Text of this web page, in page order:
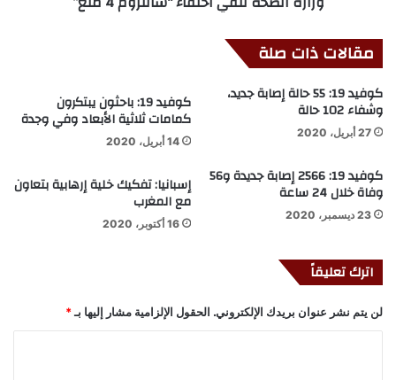
مقالات ذات صلة
كوفيد 19: 55 حالة إصابة جديد،
وشفاء 102 حالة
27 أبريل، 2020
كوفيد 19: باحثون يبتكرون
كمامات ثلاثية الأبعاد وفي وجدة
14 أبريل، 2020
كوفيد 19: 2566 إصابة جديدة و56
وفاة خلال 24 ساعة
23 ديسمبر، 2020
إسبانيا: تفكيك خلية إرهابية بتعاون
مع المغرب
16 أكتوبر، 2020
اترك تعليقاً
لن يتم نشر عنوان بريدك الإلكتروني. الحقول الإلزامية مشار إليها بـ*